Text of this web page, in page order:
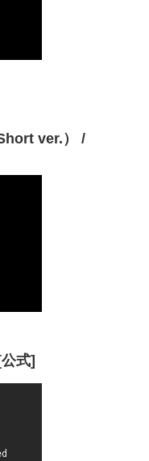
ver.） /
式]